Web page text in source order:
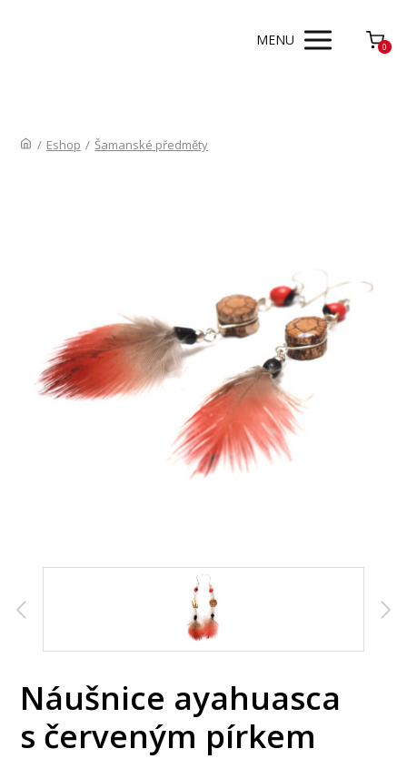
MENU 0
/ Eshop / Šamanské předměty
Náušnice ayahuasca
s červeným pírkem